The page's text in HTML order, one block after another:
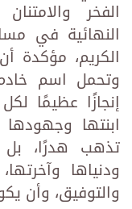
الفخر
النهائية في
الكريم، مؤكدة
وتحمل اسم
إنجازًا عظيمًا
ابنتها
تذهب هدرًا، بل
ودنياها
والتوفيق، وأن